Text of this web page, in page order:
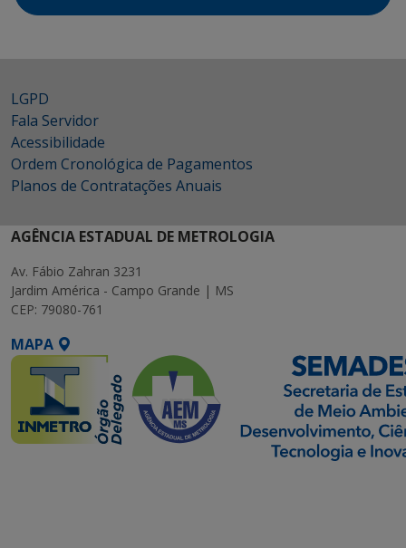
LGPD
Fala Servidor
Acessibilidade
Ordem Cronológica de Pagamentos
Planos de Contratações Anuais
AGÊNCIA ESTADUAL DE METROLOGIA
Av. Fábio Zahran 3231
Jardim América - Campo Grande | MS
CEP: 79080-761
MAPA